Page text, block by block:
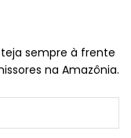
sempre à frente
na Amazônia.